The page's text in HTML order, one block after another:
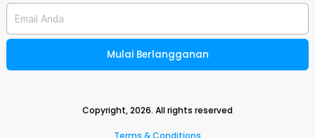
Email Anda
Mulai Berlangganan
Copyright,2026. All rights reserved
Terms & Conditions